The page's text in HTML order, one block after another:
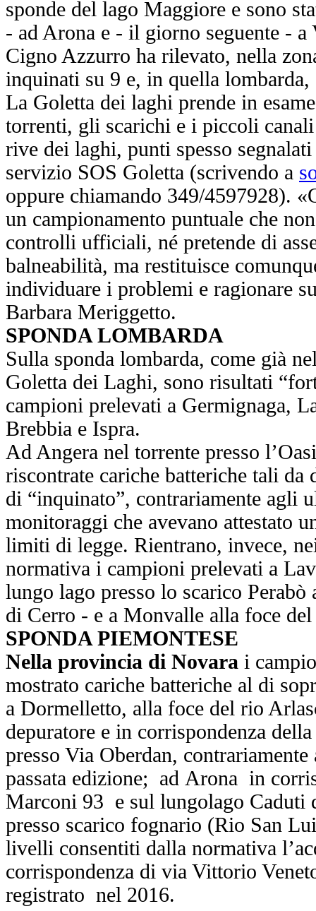
sponde del lago Maggiore e sono
- ad Arona e - il giorno seguente - a
Cigno Azzurro ha rilevato, nella
inquinati su 9 e, in quella lombarda,
La Goletta dei laghi prende in
torrenti, gli scarichi e i piccoli
rive dei laghi, punti spesso
servizio SOS Goletta (scrivendo a
oppure chiamando 349/4597928).
un campionamento puntuale che
controlli ufficiali, né pretende di
balneabilità, ma restituisce
individuare i problemi e ragionare
Barbara Meriggetto.
SPONDA LOMBARDA
Sulla sponda lombarda, come già
Goletta dei Laghi, sono risultati
campioni prelevati a Germignaga,
Brebbia e Ispra.
Ad Angera nel torrente presso
riscontrate cariche batteriche tali da
di “inquinato”, contrariamente agli
monitoraggi che avevano attestato
limiti di legge. Rientrano, invece,
normativa i campioni prelevati a
lungo lago presso lo scarico Perabò
di Cerro - e a Monvalle alla foce
SPONDA PIEMONTESE
Nella provincia di Novara i
mostrato cariche batteriche al di
a Dormelletto, alla foce del rio
depuratore e in corrispondenza
presso Via Oberdan,
passata edizione; ad Arona in
Marconi 93 e sul lungolago Caduti
presso scarico fognario (Rio San
livelli consentiti dalla normativa
corrispondenza di via Vittorio
registrato nel 2016.